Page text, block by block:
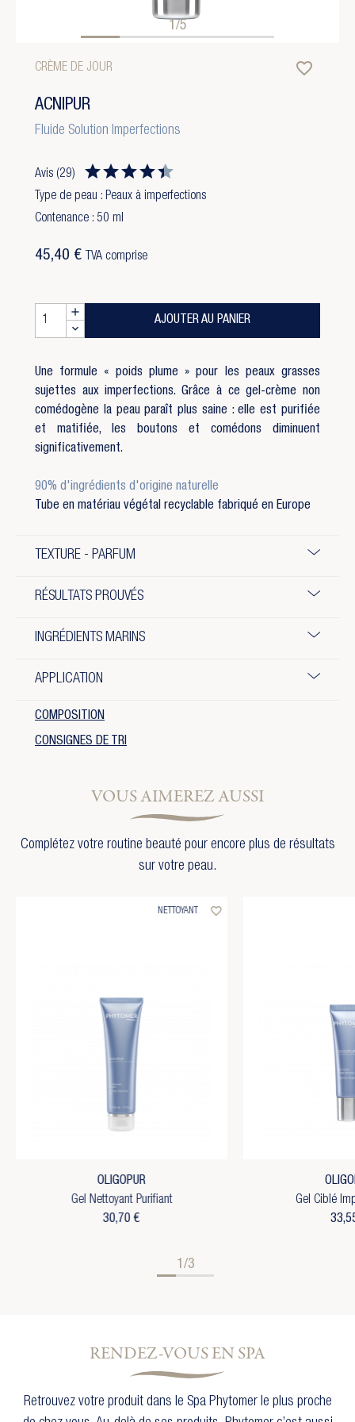
1/5
CRÈME DE JOUR favorite_border
ACNIPUR
Fluide Solution Imperfections
Avis (29)
Type de peau : Peaux à imperfections
Contenance : 50 ml
45,40 € TVA comprise
AJOUTER AU PANIER
Une formule « poids plume » pour les peaux grasses
sujettes aux imperfections. Grâce à ce gel-crème non
comédogène la peau paraît plus saine : elle est purifiée
et matifiée, les boutons et comédons diminuent
significativement.
90% d'ingrédients d'origine naturelle
Tube en matériau végétal recyclable fabriqué en Europe
TEXTURE - PARFUM
RÉSULTATS PROUVÉS
INGRÉDIENTS MARINS
APPLICATION
COMPOSITION
CONSIGNES DE TRI
VOUS AIMEREZ AUSSI
Complétez votre routine beauté pour encore plus de résultats
sur votre peau.
NETTOYANT favorite_border
OLIGOPUR
Gel Nettoyant Purifiant
30,70 €
Gel Ciblé
1/3
RENDEZ-VOUS EN SPA
Retrouvez votre produit dans le Spa Phytomer le plus proche